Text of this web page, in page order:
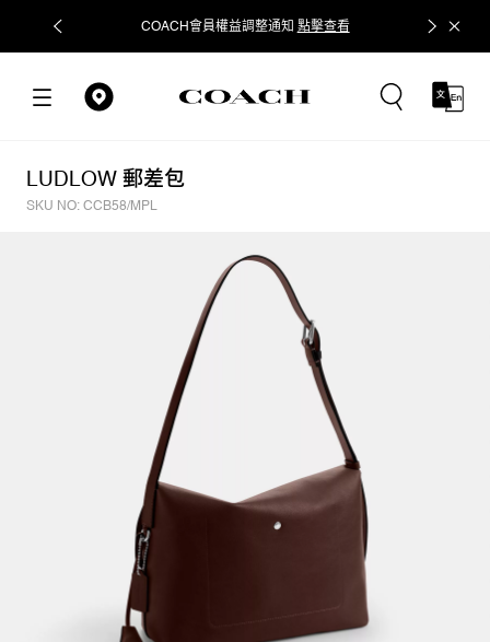
COACH會員權益調整通知 點擊查看 立即追蹤
LUDLOW 郵差包
SKU NO: CCB58/MPL